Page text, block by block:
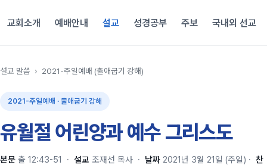
교회소개 예배안내 설교 성경공부 주보 국내외 선교
설교 말씀 › 2021-주일예배 (출애굽기 강해)
2021-주일예배 · 출애굽기 강해
유월절 어린양과 예수 그리스도
본문 출 12:43-51 · 설교 조재선 목사 · 날짜 2021년 3월 21일 (주일) · 찬